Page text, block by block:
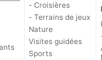
- Croisières
- Terrains de jeux
Nature
Visites guidées
Sports